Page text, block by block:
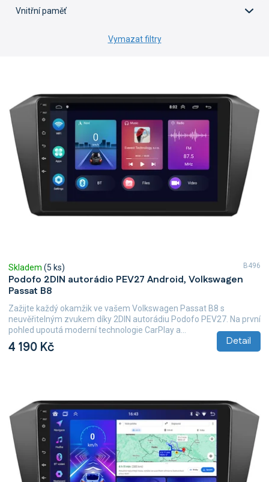
Vnitřní paměť
Vymazat filtry
s
p
Podofo 2DIN autorádio PEV27 Android, Volkswagen
Passat B8
Skladem (5 ks)
4 190 Kč Detail
Zažijte každý okamžik ve vašem Volkswagen Passat B8 s
neuvěřitelným zvukem díky 2DIN autorádiu Podofo PEV27. Na první
pohled upoutá moderní technologie CarPlay a...
B496